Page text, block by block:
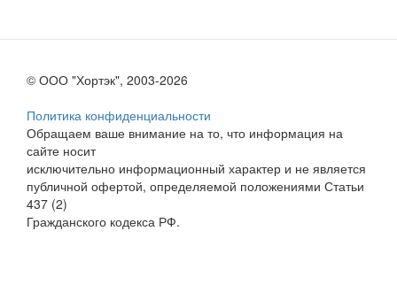
© ООО "Хортэк", 2003-2026
Политика конфиденциальности
Обращаем ваше внимание на то, что информация на
сайте носит
исключительно информационный характер и не является
публичной офертой, определяемой положениями Статьи
437 (2)
Гражданского кодекса РФ.